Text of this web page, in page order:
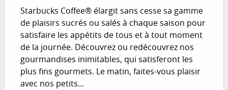
Starbucks Coffee® élargit sans cesse sa gamme
de plaisirs sucrés ou salés à chaque saison pour
satisfaire les appétits de tous et à tout moment
de la journée. Découvrez ou redécouvrez nos
gourmandises inimitables, qui satisferont les
plus fins gourmets. Le matin, faites-vous plaisir
avec nos petits...